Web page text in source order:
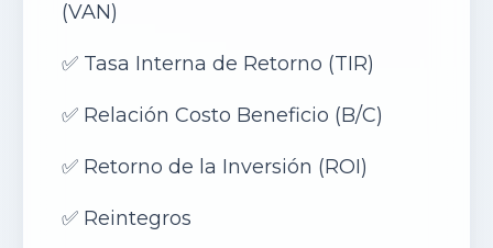
(VAN)
✅ Tasa Interna de Retorno (TIR)
✅ Relación Costo Beneficio (B/C)
✅ Retorno de la Inversión (ROI)
✅ Reintegros